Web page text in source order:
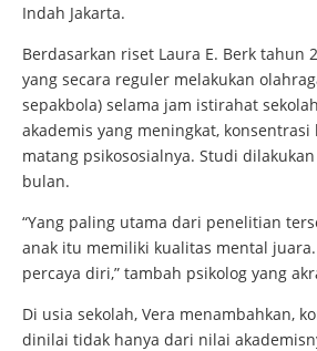
Indah Jakarta.
Berdasarkan riset Laura E. Berk tahun
yang secara reguler melakukan
sepakbola) selama jam istirahat
akademis yang meningkat,
matang psikososialnya. Studi
bulan.
“Yang paling utama dari penelitian
anak itu memiliki kualitas mental
percaya diri,” tambah psikolog yang
Di usia sekolah, Vera menambahkan,
dinilai tidak hanya dari nilai